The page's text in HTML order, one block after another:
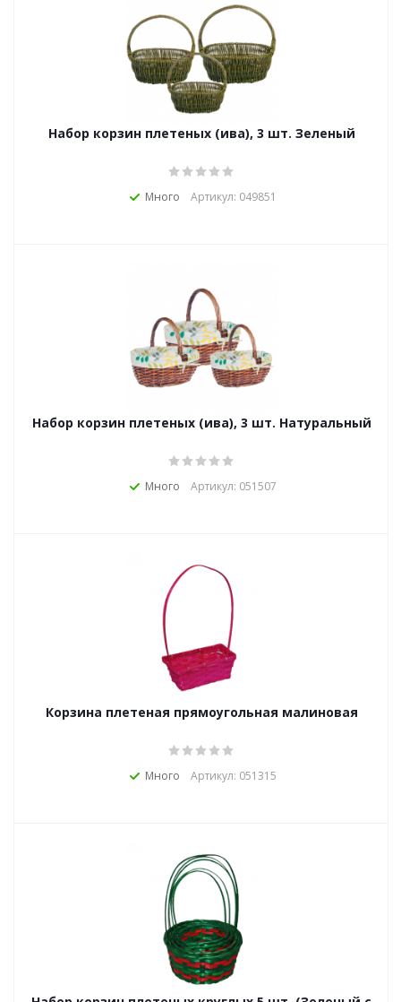
Набор корзин плетеных (ива), 3 шт. Зеленый
Много Артикул: 049851
Набор корзин плетеных (ива), 3 шт. Натуральный
Много Артикул: 051507
Корзина плетеная прямоугольная малиновая
Много Артикул: 051315